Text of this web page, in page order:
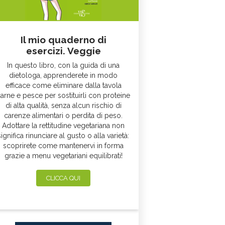
Il mio quaderno di
esercizi. Veggie
In questo libro, con la guida di una
dietologa, apprenderete in modo
efficace come eliminare dalla tavola
e pesce per sostituirli con proteine
di alta qualità, senza alcun rischio di
carenze alimentari o perdita di peso.
Adottare la rettitudine vegetariana non
rinunciare al gusto o alla varietà:
scoprirete come mantenervi in forma
grazie a menu vegetariani equilibrati!
CLICCA QUI